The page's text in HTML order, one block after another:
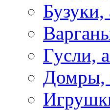
Бузуки,
Гусли,
Домры,